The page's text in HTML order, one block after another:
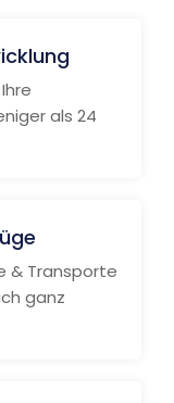
als 24
& Transporte
ganz